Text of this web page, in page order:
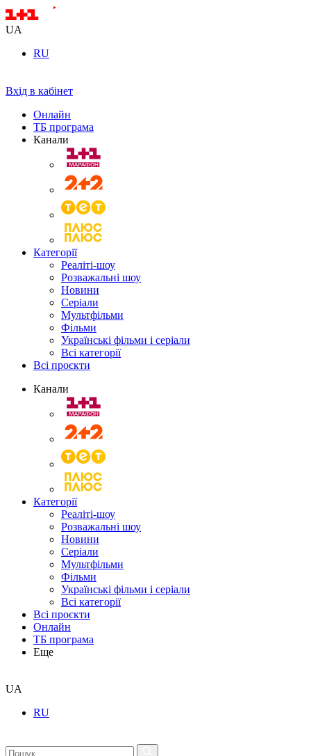
UA
RU
Вхід в кабінет
Онлайн
ТБ програма
Канали
Категорії
Реаліті-шоу
Розважальні шоу
Новини
Серіали
Мультфільми
Фільми
Українські фільми і серіали
Всі категорії
Всі проєкти
Канали
Категорії
Реаліті-шоу
Розважальні шоу
Новини
Серіали
Мультфільми
Фільми
Українські фільми і серіали
Всі категорії
Всі проєкти
Онлайн
ТБ програма
Еще
UA
RU